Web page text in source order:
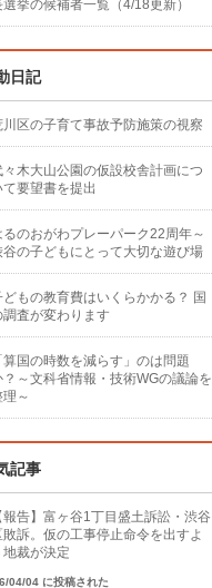
選挙の候補者一覧（4/18更新）
日記
川区の子育て事故予防施策の視察
々木大山公園の仮設校舎計画につ
て要望書を提出
るのおがわプレーパーク22周年～
谷の子どもにとって大切な遊び場
どもの教育費はいくらかかる？ 国
調査が変わります
算国の時数を減らす」のは問題
？～文科省情報・技術WGの議論を
理～
記事
報告】富ヶ谷1丁目盛土訴訟・渋谷
敗訴。仮の工事停止命令を出すよ
地裁が決定
04/04 に投稿された